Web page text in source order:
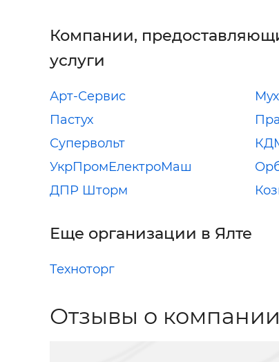
Компании,
услуги
Арт-Сервис
Пастух
Супервольт
УкрПромЕлектроМаш
ДПР Шторм
Еще организации в Ялте
Техноторг
Отзывы о компании